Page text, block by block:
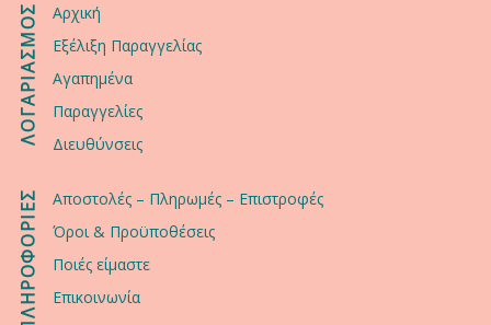
ΛΟΓΑΡΙΑΣΜΟΣ
Αρχική
Εξέλιξη Παραγγελίας
Αγαπημένα
Παραγγελίες
Διευθύνσεις
ΠΛΗΡΟΦΟΡΙΕΣ
Αποστολές – Πληρωμές – Επιστροφές
Όροι & Προϋποθέσεις
Ποιές είμαστε
Επικοινωνία